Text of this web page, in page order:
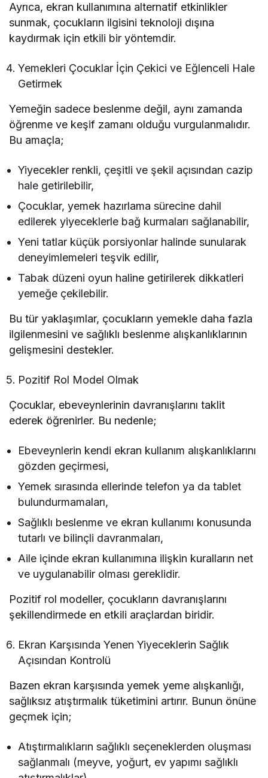
Ayrıca, ekran kullanımına alternatif etkinlikler
sunmak, çocukların ilgisini teknoloji dışına
kaydırmak için etkili bir yöntemdir.
Yemekleri Çocuklar İçin Çekici ve Eğlenceli Hale
Getirmek
Yemeğin sadece beslenme değil, aynı zamanda
öğrenme ve keşif zamanı olduğu vurgulanmalıdır.
Bu amaçla;
Yiyecekler renkli, çeşitli ve şekil açısından cazip
hale getirilebilir,
Çocuklar, yemek hazırlama sürecine dahil
edilerek yiyeceklerle bağ kurmaları sağlanabilir,
Yeni tatlar küçük porsiyonlar halinde sunularak
deneyimlemeleri teşvik edilir,
Tabak düzeni oyun haline getirilerek dikkatleri
yemeğe çekilebilir.
Bu tür yaklaşımlar, çocukların yemekle daha fazla
ilgilenmesini ve sağlıklı beslenme alışkanlıklarının
gelişmesini destekler.
Pozitif Rol Model Olmak
Çocuklar, ebeveynlerinin davranışlarını taklit
ederek öğrenirler. Bu nedenle;
Ebeveynlerin kendi ekran kullanım alışkanlıklarını
gözden geçirmesi,
Yemek sırasında ellerinde telefon ya da tablet
bulundurmamaları,
Sağlıklı beslenme ve ekran kullanımı konusunda
tutarlı ve bilinçli davranmaları,
Aile içinde ekran kullanımına ilişkin kuralların net
ve uygulanabilir olması gereklidir.
Pozitif rol modeller, çocukların davranışlarını
şekillendirmede en etkili araçlardan biridir.
Ekran Karşısında Yenen Yiyeceklerin Sağlık
Açısından Kontrolü
Bazen ekran karşısında yemek yeme alışkanlığı,
sağlıksız atıştırmalık tüketimini artırır. Bunun önüne
geçmek için;
Atıştırmalıkların sağlıklı seçeneklerden oluşması
sağlanmalı (meyve, yoğurt, ev yapımı sağlıklı